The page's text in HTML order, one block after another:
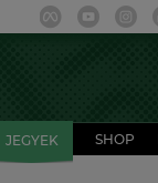
JEGYEK SHOP